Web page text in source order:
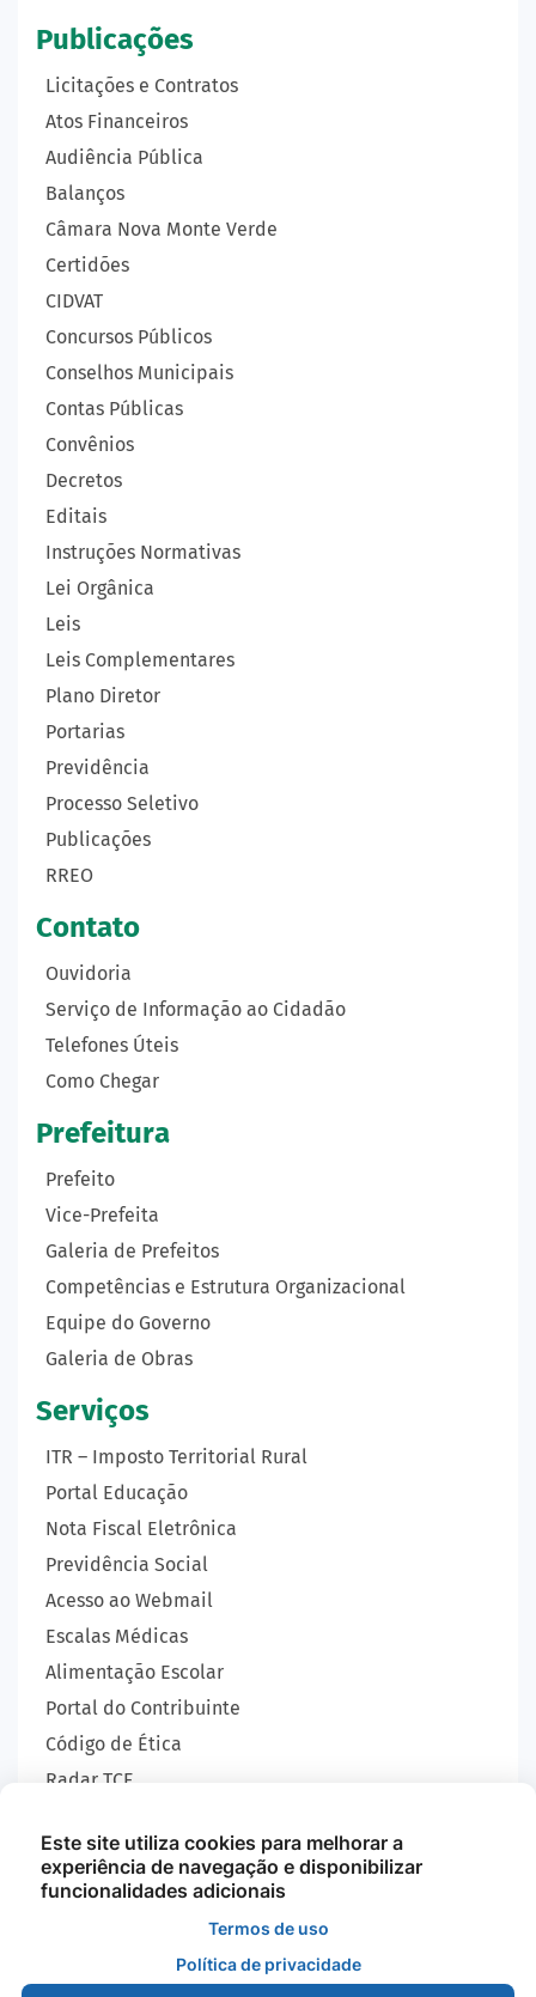
Publicações
Licitações e Contratos
Atos Financeiros
Audiência Pública
Balanços
Câmara Nova Monte Verde
Certidões
CIDVAT
Concursos Públicos
Conselhos Municipais
Contas Públicas
Convênios
Decretos
Editais
Instruções Normativas
Lei Orgânica
Leis
Leis Complementares
Plano Diretor
Portarias
Previdência
Processo Seletivo
Publicações
RREO
Contato
Ouvidoria
Serviço de Informação ao Cidadão
Telefones Úteis
Como Chegar
Prefeitura
Prefeito
Vice-Prefeita
Galeria de Prefeitos
Competências e Estrutura Organizacional
Equipe do Governo
Galeria de Obras
Serviços
ITR – Imposto Territorial Rural
Portal Educação
Nota Fiscal Eletrônica
Previdência Social
Acesso ao Webmail
Escalas Médicas
Alimentação Escolar
Portal do Contribuinte
Código de Ética
Radar TCE
SIC
GEOBRAS
Todos os Direitos Reservados - Prefeitura Municipal
Este site utiliza cookies para melhorar a
experiência de navegação e disponibilizar
funcionalidades adicionais
Termos de uso
Política de privacidade